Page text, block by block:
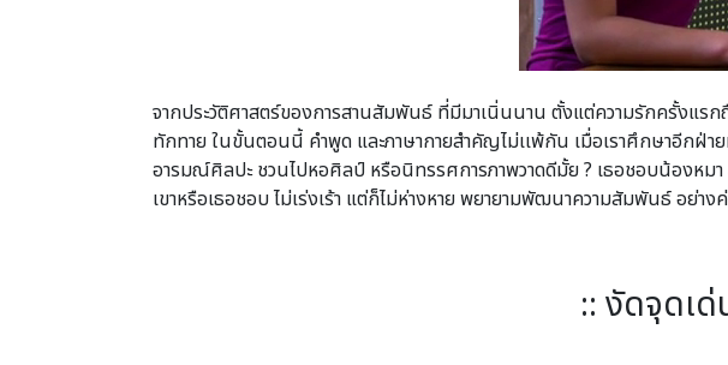
จากประวัติศาสตร์ของการสานสัมพันธ์ ที่มีมาเนิ่นนาน ตั้งแต่ความรักครั้งแร
ทักทาย ในขั้นตอนนี้ คำพูด และภาษากายสำคัญไม่เเพ้กัน เมื่อเราศึกษาอีกฝ่
อารมณ์ศิลปะ ชวนไปหอศิลป์ หรือนิทรรศการภาพวาดดีมั้ย ? เธอชอบน้องหม
เขาหรือเธอชอบ ไม่เร่งเร้า แต่ก็ไม่ห่างหาย พยายามพัฒนาความสัมพันธ์ อย่า
:: งัดจุดเด่